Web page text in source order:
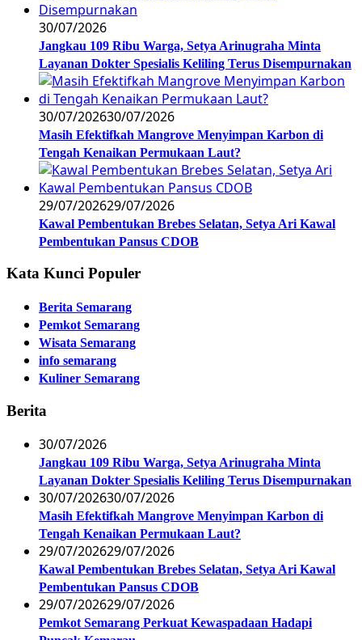
30/07/2026
Jangkau 109 Ribu Warga, Setya Arinugraha Minta
Layanan Dokter Spesialis Keliling Terus Disempurnakan
30/07/202630/07/2026
Masih Efektifkah Mangrove Menyimpan Karbon di
Tengah Kenaikan Permukaan Laut?
29/07/202629/07/2026
Kawal Pembentukan Brebes Selatan, Setya Ari Kawal
Pembentukan Pansus CDOB
Kata Kunci Populer
Berita Semarang
Pemkot Semarang
Wisata Semarang
info semarang
Kuliner Semarang
Berita
30/07/2026
Jangkau 109 Ribu Warga, Setya Arinugraha Minta
Layanan Dokter Spesialis Keliling Terus Disempurnakan
30/07/202630/07/2026
Masih Efektifkah Mangrove Menyimpan Karbon di
Tengah Kenaikan Permukaan Laut?
29/07/202629/07/2026
Kawal Pembentukan Brebes Selatan, Setya Ari Kawal
Pembentukan Pansus CDOB
29/07/202629/07/2026
Pemkot Semarang Perkuat Kewaspadaan Hadapi